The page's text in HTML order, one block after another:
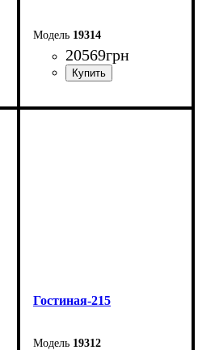
19314
20569грн
Ширина: 282 см
Гостиная-215
19312